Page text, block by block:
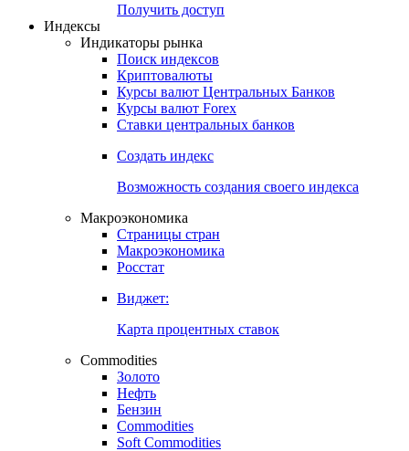
Получить доступ
Индексы
Индикаторы рынка
Поиск индексов
Криптовалюты
Курсы валют Центральных Банков
Курсы валют Forex
Ставки центральных банков
Создать индекс
Возможность создания своего индекса
Макроэкономика
Страницы стран
Макроэкономика
Росстат
Виджет:
Карта процентных ставок
Commodities
Золото
Нефть
Бензин
Commodities
Soft Commodities